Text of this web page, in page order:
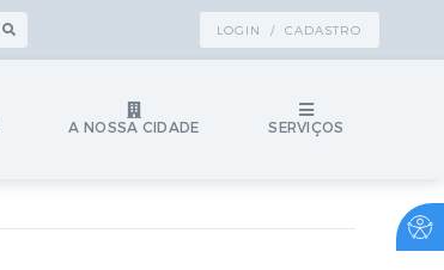
LOGIN / CADASTRO
A NOSSA CIDADE SERVIÇOS